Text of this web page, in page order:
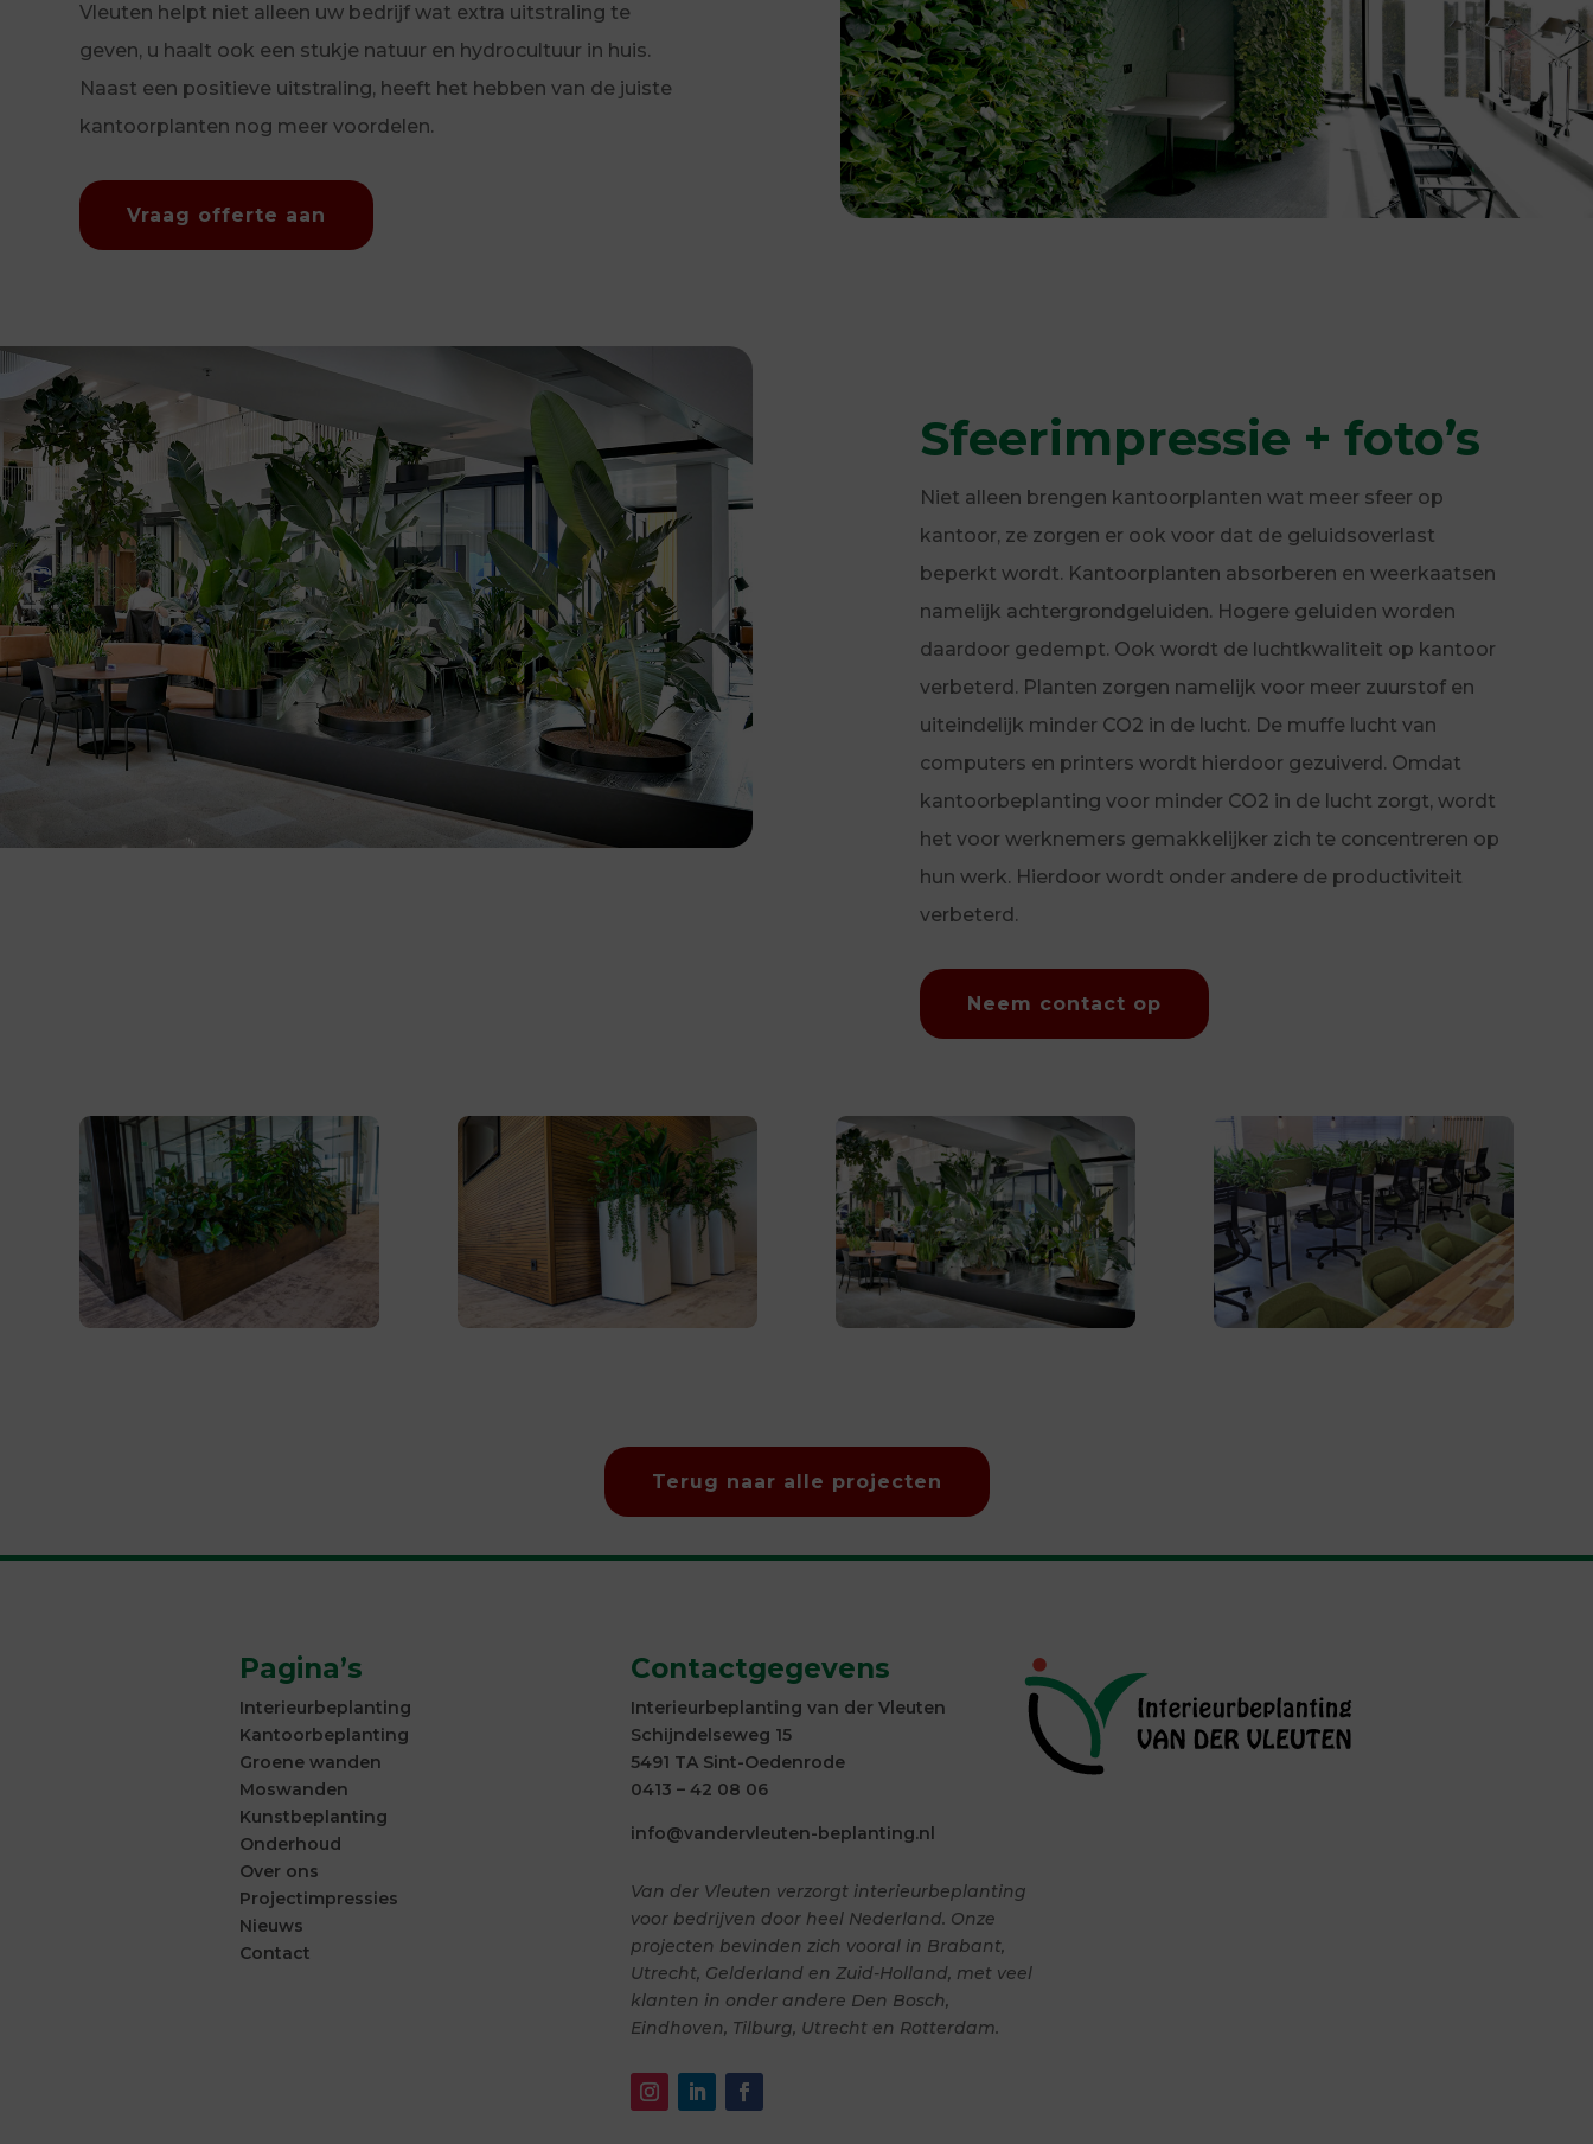
Vleuten helpt niet alleen uw bedrijf wat extra uitstraling te
geven, u haalt ook een stukje natuur en hydrocultuur in huis.
Naast een positieve uitstraling, heeft het hebben van de juiste
kantoorplanten nog meer voordelen.
Vraag offerte aan
Sfeerimpressie + foto’s
Niet alleen brengen kantoorplanten wat meer sfeer op
kantoor, ze zorgen er ook voor dat de geluidsoverlast
beperkt wordt. Kantoorplanten absorberen en weerkaatsen
namelijk achtergrondgeluiden. Hogere geluiden worden
daardoor gedempt. Ook wordt de luchtkwaliteit op kantoor
verbeterd. Planten zorgen namelijk voor meer zuurstof en
uiteindelijk minder CO2 in de lucht. De muffe lucht van
computers en printers wordt hierdoor gezuiverd. Omdat
kantoorbeplanting voor minder CO2 in de lucht zorgt, wordt
het voor werknemers gemakkelijker zich te concentreren op
hun werk. Hierdoor wordt onder andere de productiviteit
verbeterd.
Neem contact op
Terug naar alle projecten
Pagina’s
Interieurbeplanting
Kantoorbeplanting
Groene wanden
Moswanden
Kunstbeplanting
Onderhoud
Over ons
Projectimpressies
Nieuws
Contact
Contactgegevens
Interieurbeplanting van der Vleuten
Schijndelseweg 15
5491 TA Sint-Oedenrode
0413 – 42 08 06
info@vandervleuten-beplanting.nl
Van der Vleuten verzorgt interieurbeplanting
voor bedrijven door heel Nederland. Onze
projecten bevinden zich vooral in Brabant,
Utrecht, Gelderland en Zuid-Holland, met veel
klanten in onder andere Den Bosch,
Eindhoven, Tilburg, Utrecht en Rotterdam.